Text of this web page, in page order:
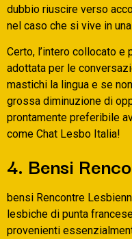
dubbio riuscire verso
nel caso che si vive in
Certo, l’intero collocato e
adottata per le
mastichi la lingua e se
grossa diminuzione di
prontamente preferibile
come Chat Lesbo Italia!
4. Bensi
bensi Rencontre
lesbiche di punta
provenienti